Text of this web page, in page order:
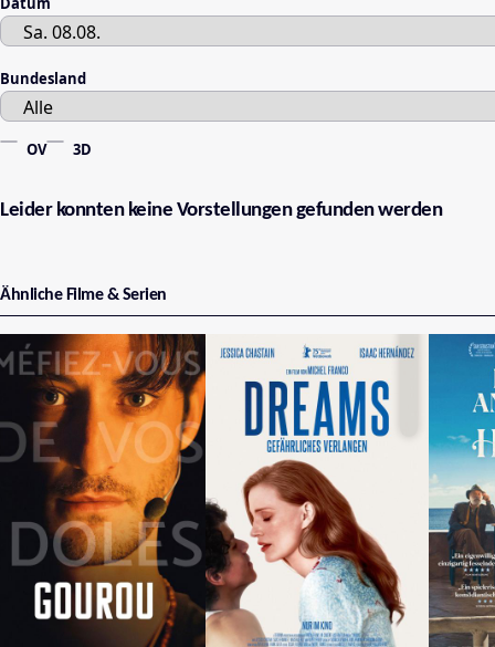
Bundesland
OV 3D
Leider konnten keine Vorstellungen gefunden werden
Ähnliche Filme & Serien